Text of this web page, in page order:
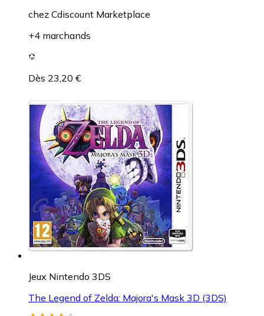
chez Cdiscount Marketplace
+4 marchands
Dès 23,20 €
Jeux Nintendo 3DS
The Legend of Zelda: Majora's Mask 3D (3DS)